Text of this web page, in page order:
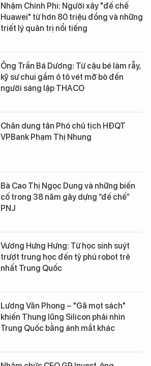
Nhậm Chính Phi: Người xây "đế chế
Huawei" từ hơn 80 triệu đồng và những
triết lý quản trị nổi tiếng
Ông Trần Bá Dương: Từ cậu bé làm rẫy,
kỹ sư chui gầm ô tô vét mỡ bò đến
người sáng lập THACO
Chân dung tân Phó chủ tịch HĐQT
VPBank Phạm Thị Nhung
Bà Cao Thị Ngọc Dung và những biến
cố trong 38 năm gây dựng “đế chế”
PNJ
Vương Hưng Hưng: Từ học sinh suýt
trượt trung học đến tỷ phú robot trẻ
nhất Trung Quốc
Lương Văn Phong – "Gã mọt sách"
khiến Thung lũng Silicon phải nhìn
Trung Quốc bằng ánh mắt khác